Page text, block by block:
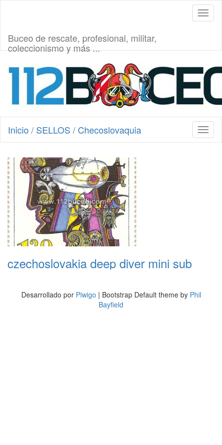
Buceo de rescate, profesional, militar,
coleccionismo y más ...
Inicio / SELLOS / Checoslovaquia
czechoslovakia deep diver mini sub
Desarrollado por Piwigo | Bootstrap Default theme by Phil
Bayfield